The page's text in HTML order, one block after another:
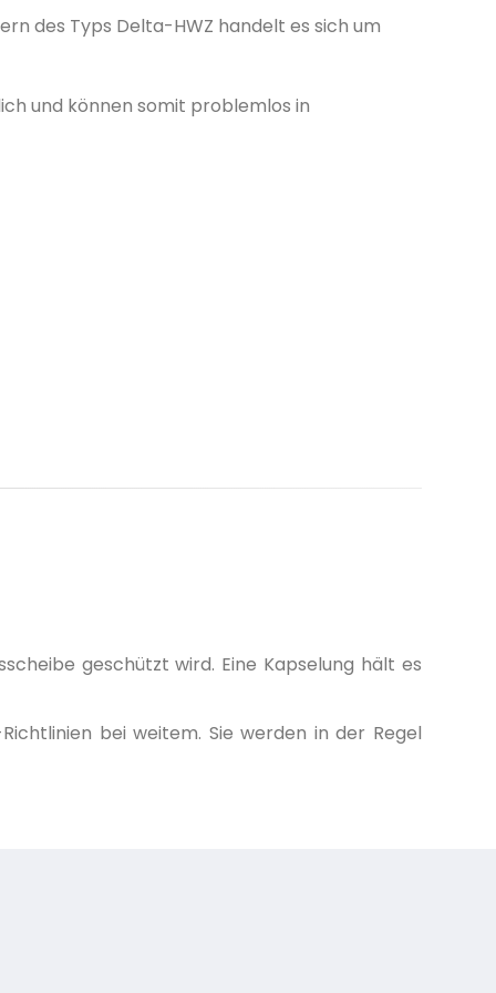
des Typs Delta-HWZ handelt es sich um
und können somit problemlos in
geschützt wird. Eine Kapselung hält es
bei weitem. Sie werden in der Regel